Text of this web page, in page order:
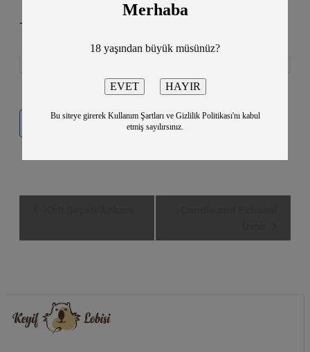
_Çankaya Belediyesi Atatürk Sanat Merkezi
Takvime ekle
Merhaba
18 yaşından büyük müsünüz?
Bu siteye girerek Kullanım Şartları ve Gizlilik Politikası'nı kabul
etmiş sayılırsınız.